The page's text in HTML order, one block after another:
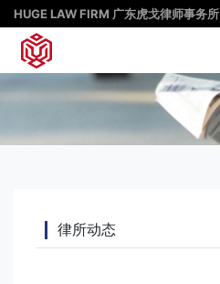
HUGE LAW FIRM 广东虎戈律师事务所
律所动态